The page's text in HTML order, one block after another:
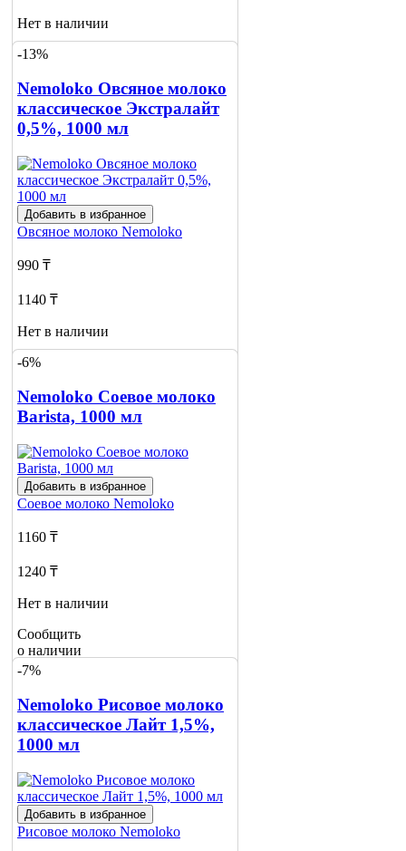
Нет в наличии
Сообщить
1
-13%
Nemoloko Овсяное молоко
классическое Экстралайт
0,5%, 1000 мл
Добавить в избранное
Овсяное молоко Nemoloko
990 ₸
1140 ₸
Нет в наличии
Сообщить
2
-6%
Nemoloko Соевое молоко
Barista, 1000 мл
Добавить в избранное
Соевое молоко Nemoloko
1160 ₸
1240 ₸
Нет в наличии
Сообщить
о наличии
1
-7%
Nemoloko Рисовое молоко
классическое Лайт 1,5%,
1000 мл
Добавить в избранное
Рисовое молоко Nemoloko